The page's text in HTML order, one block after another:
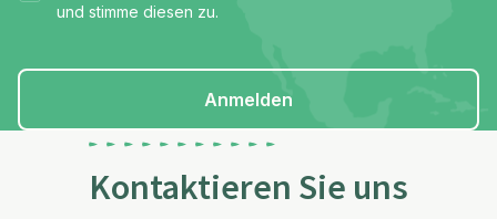
und stimme diesen zu.
Anmelden
Kontaktieren Sie uns